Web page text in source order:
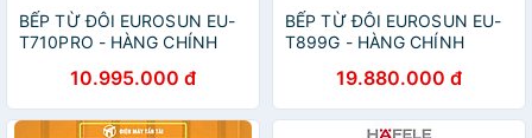
BẾP TỪ ĐÔI EUROSUN EU-
T710PRO - HÀNG CHÍNH
10.995.000 đ
BẾP TỪ ĐÔI EUROSUN EU-
T899G - HÀNG CHÍNH
19.880.000 đ